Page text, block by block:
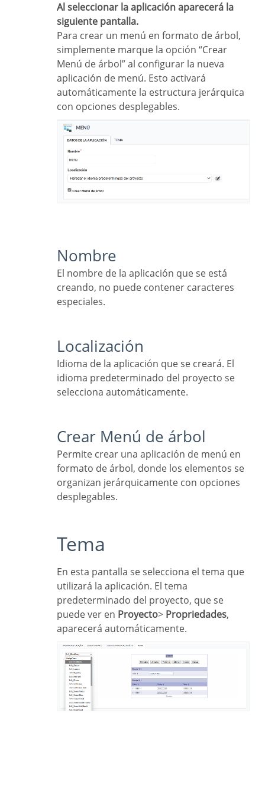
Al seleccionar la aplicación aparecerá la
siguiente pantalla.
Para crear un menú en formato de árbol,
simplemente marque la opción “Crear
Menú de árbol” al configurar la nueva
aplicación de menú. Esto activará
automáticamente la estructura jerárquica
con opciones desplegables.
Nombre
El nombre de la aplicación que se está
creando, no puede contener caracteres
especiales.
Localización
Idioma de la aplicación que se creará. El
idioma predeterminado del proyecto se
selecciona automáticamente.
Crear Menú de árbol
Permite crear una aplicación de menú en
formato de árbol, donde los elementos se
organizan jerárquicamente con opciones
desplegables.
Tema
En esta pantalla se selecciona el tema que
utilizará la aplicación. El tema
predeterminado del proyecto, que se
puede ver en Proyecto> Propriedades,
aparecerá automáticamente.